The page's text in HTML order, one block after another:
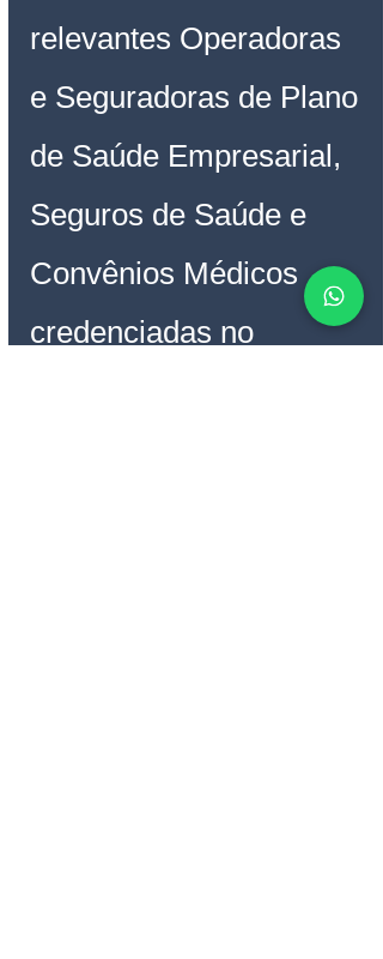
relevantes Operadoras
e Seguradoras de Plano
de Saúde Empresarial,
Seguros de Saúde e
Convênios Médicos
credenciadas no